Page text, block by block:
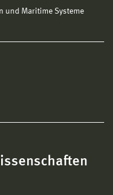
und Maritime Systeme